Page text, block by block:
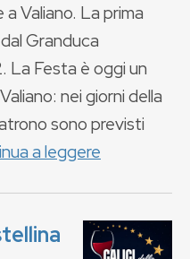
Valiano. La prima
Granduca
La Festa è oggi un
nei giorni della
sono previsti
a leggere